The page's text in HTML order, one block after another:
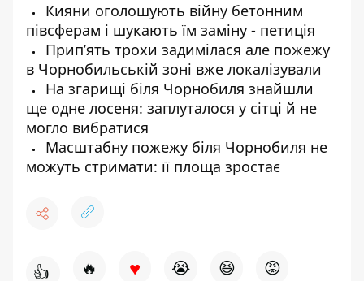
Кияни оголошують війну бетонним
півсферам і шукають їм заміну - петиція
Прип’ять трохи задимілася але пожежу
в Чорнобильській зоні вже локалізували
На згарищі біля Чорнобиля знайшли
ще одне лосеня: заплуталося у сітці й не
могло вибратися
Масштабну пожежу біля Чорнобиля не
можуть стримати: її площа зростає
👍 🔥 ♥ 😭 😆 😡